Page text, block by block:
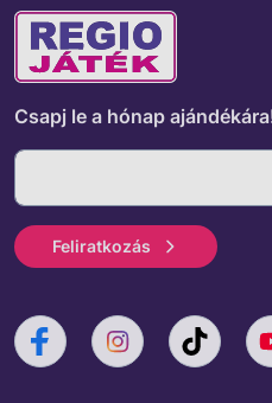
Csapj le a hónap
Feliratkozás